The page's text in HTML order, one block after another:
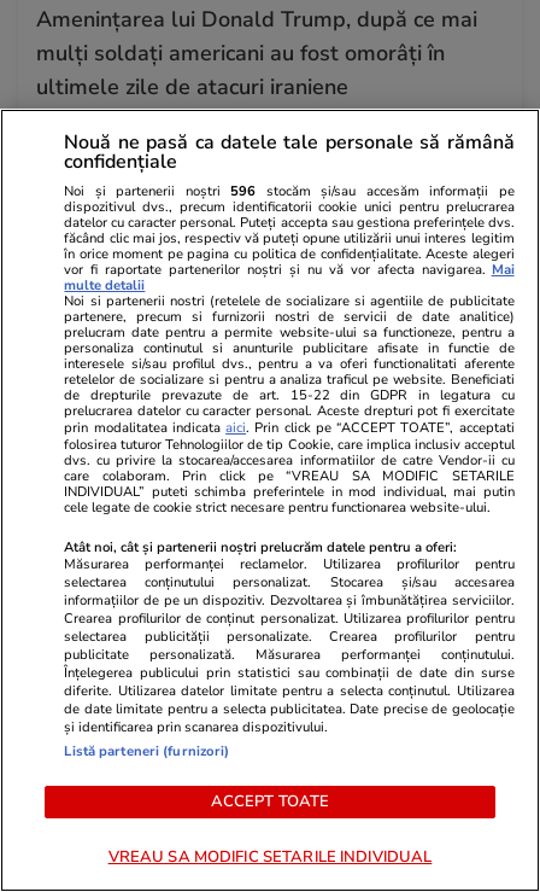
Amenințarea lui Donald Trump, după ce mai
mulți soldați americani au fost omorâți în
ultimele zile de atacuri iraniene
Știri România
Dezvăluirile unui director la Protecția Copilului
despre „caracatița” din sistem: „Cinci din șapte
angajați la căsuță de tip familial erau tată, fiu,
fiică, mătușă și ginere”
Lifestyle 11:04
Ghidul udării corecte pe timp de
caniculă: când, cât şi cum udăm
plantele
Lifestyle
De ce îți
condiționat
fără să știi
Nouă ne pasă ca datele tale personale să rămână
confidențiale
Noi și partenerii noștri 596 stocăm și/sau accesăm informații pe
dispozitivul dvs., precum identificatorii cookie unici pentru prelucrarea
datelor cu caracter personal. Puteți accepta sau gestiona preferințele dvs.
făcând clic mai jos, respectiv vă puteți opune utilizării unui interes legitim
în orice moment pe pagina cu politica de confidențialitate. Aceste alegeri
vor fi raportate partenerilor noștri și nu vă vor afecta navigarea. Mai
multe detalii
Noi si partenerii nostri (retelele de socializare si agentiile de publicitate
partenere, precum si furnizorii nostri de servicii de date analitice)
prelucram date pentru a permite website-ului sa functioneze, pentru a
personaliza continutul si anunturile publicitare afisate in functie de
interesele si/sau profilul dvs., pentru a va oferi functionalitati aferente
retelelor de socializare si pentru a analiza traficul pe website. Beneficiati
de drepturile prevazute de art. 15-22 din GDPR in legatura cu
prelucrarea datelor cu caracter personal. Aceste drepturi pot fi exercitate
prin modalitatea indicataaici. Prin click pe “ACCEPT TOATE”, acceptati
folosirea tuturor Tehnologiilor de tip Cookie, care implica inclusiv acceptul
dvs. cu privire la stocarea/accesarea informatiilor de catre Vendor-ii cu
care colaboram. Prin click pe “VREAU SA MODIFIC SETARILE
INDIVIDUAL” puteti schimba preferintele in mod individual, mai putin
cele legate de cookie strict necesare pentru functionarea website-ului.
Atât noi, cât și partenerii noștri prelucrăm datele pentru a oferi:
Măsurarea performanței reclamelor. Utilizarea profilurilor pentru
selectarea conținutului personalizat. Stocarea și/sau accesarea
informațiilor de pe un dispozitiv. Dezvoltarea și îmbunătățirea serviciilor.
Crearea profilurilor de conținut personalizat. Utilizarea profilurilor pentru
selectarea publicității personalizate. Crearea profilurilor pentru
publicitate personalizată. Măsurarea performanței conținutului.
Înțelegerea publicului prin statistici sau combinații de date din surse
diferite. Utilizarea datelor limitate pentru a selecta conținutul. Utilizarea
de date limitate pentru a selecta publicitatea. Date precise de geolocație
și identificarea prin scanarea dispozitivului.
Listă parteneri (furnizori)
ACCEPT TOATE
VREAU SA MODIFIC SETARILE INDIVIDUAL